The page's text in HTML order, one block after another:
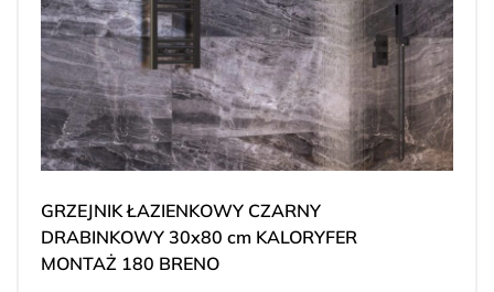
GRZEJNIK ŁAZIENKOWY CZARNY
DRABINKOWY 30x80 cm KALORYFER
MONTAŻ 180 BRENO